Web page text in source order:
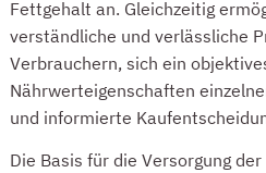
Fettgehalt an. Gleichzeitig
verständliche und verlässliche
Verbrauchern, sich ein
Nährwerteigenschaften
und informierte
Die Basis für die Versorgung